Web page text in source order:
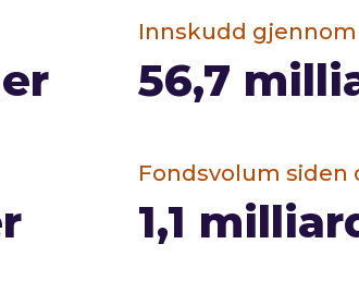
Innskudd
56,7
Fondsvolum siden
1,1